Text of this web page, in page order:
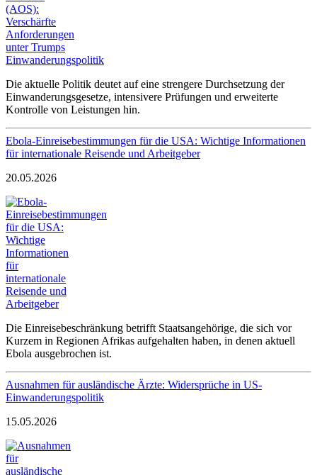
Die aktuelle Politik deutet auf eine strengere Durchsetzung der
Einwanderungsgesetze, intensivere Prüfungen und erweiterte
Kontrolle von Leistungen hin.
Ebola-Einreisebestimmungen für die USA: Wichtige Informationen
für internationale Reisende und Arbeitgeber
20.05.2026
Die Einreisebeschränkung betrifft Staatsangehörige, die sich vor
Kurzem in Regionen Afrikas aufgehalten haben, in denen aktuell
Ebola ausgebrochen ist.
Ausnahmen für ausländische Ärzte: Widersprüche in US-
Einwanderungspolitik
15.05.2026